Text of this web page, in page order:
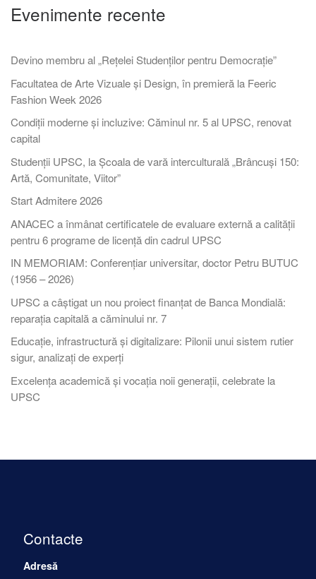
Evenimente recente
Devino membru al „Rețelei Studenților pentru Democrație”
Facultatea de Arte Vizuale și Design, în premieră la Feeric
Fashion Week 2026
Condiții moderne și incluzive: Căminul nr. 5 al UPSC, renovat
capital
Studenții UPSC, la Școala de vară interculturală „Brâncuși 150:
Artă, Comunitate, Viitor”
Start Admitere 2026
ANACEC a înmânat certificatele de evaluare externă a calității
pentru 6 programe de licență din cadrul UPSC
IN MEMORIAM: Conferențiar universitar, doctor Petru BUTUC
(1956 – 2026)
UPSC a câștigat un nou proiect finanțat de Banca Mondială:
reparația capitală a căminului nr. 7
Educație, infrastructură și digitalizare: Pilonii unui sistem rutier
sigur, analizați de experți
Excelența academică și vocația noii generații, celebrate la
UPSC
Contacte
Adresă